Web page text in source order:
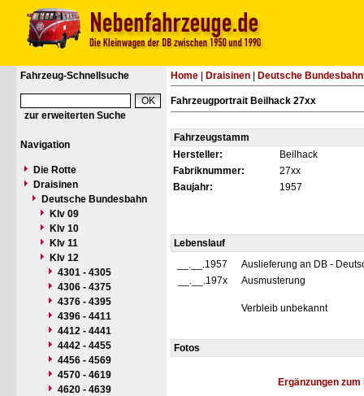
Fahrzeug-Schnellsuche
zur erweiterten Suche
Navigation
Die Rotte
Draisinen
Deutsche Bundesbahn
Klv 09
Klv 10
Klv 11
Klv 12
4301 - 4305
4306 - 4375
4376 - 4395
4396 - 4411
4412 - 4441
4442 - 4455
4456 - 4569
4570 - 4619
4620 - 4639
Home Draisinen Deutsche Bundesbahn
Fahrzeugportrait Beilhack 27xx
Fahrzeugstamm
Hersteller:
Beilhack
Fabriknummer:
27xx
Baujahr:
1957
Lebenslauf
__.__.1957
Auslieferung an DB -
__.__.197x
Ausmusterung
Verbleib unbekannt
Fotos
Ergänzungen